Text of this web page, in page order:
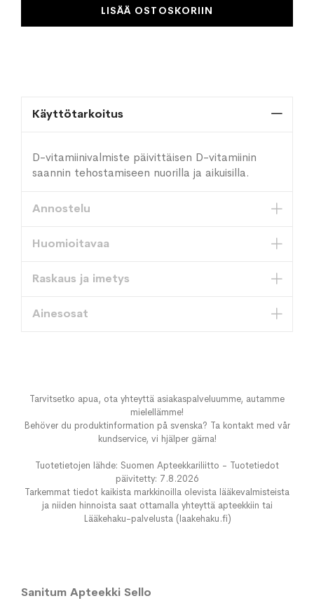
LISÄÄ OSTOSKORIIN
Käyttötarkoitus
D-vitamiinivalmiste päivittäisen D-vitamiinin
saannin tehostamiseen nuorilla ja aikuisilla.
Annostelu
Huomioitavaa
Raskaus ja imetys
Ainesosat
Tarvitsetko apua, ota yhteyttä asiakaspalveluumme, autamme
mielellämme!
Behöver du produktinformation på svenska? Ta kontakt med vår
kundservice, vi hjälper gärna!
Tuotetietojen lähde: Suomen Apteekkariliitto - Tuotetiedot
päivitetty: 7.8.2026
Tarkemmat tiedot kaikista markkinoilla olevista lääkevalmisteista
ja niiden hinnoista saat ottamalla yhteyttä apteekkiin tai
Lääkehaku-palvelusta (laakehaku.fi)
Sanitum Apteekki Sello